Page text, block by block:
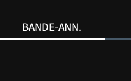
BANDE-ANN.